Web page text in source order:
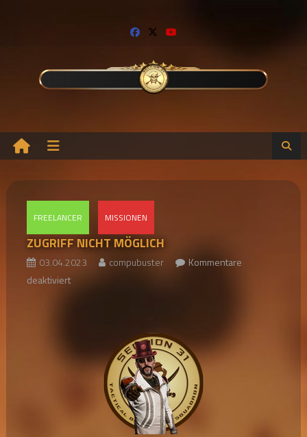
FREELANCER MISSIONEN
ZUGRIFF NICHT MÖGLICH
03.04.2023 compubuster
Kommentare
deaktiviertfür